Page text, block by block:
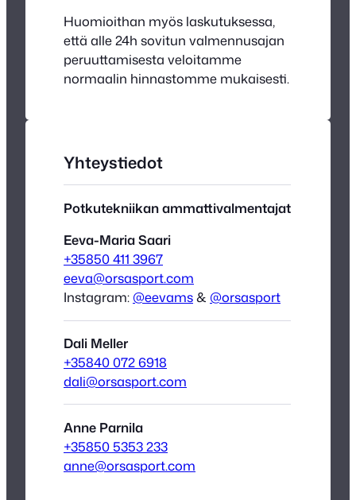
Huomioithan myös laskutuksessa,
että alle 24h sovitun valmennusajan
peruuttamisesta veloitamme
normaalin hinnastomme mukaisesti.
Yhteystiedot
Potkutekniikan ammattivalmentajat
Eeva-Maria Saari
+35850 411 3967
eeva@orsasport.com
Instagram: @eevams& @orsasport
Dali Meller
+35840 072 6918
dali@orsasport.com
Anne Parnila
+35850 5353 233
anne@orsasport.com